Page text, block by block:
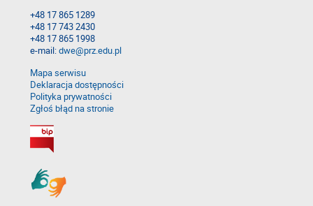
+48 17 865 1289
+48 17 743 2430
+48 17 865 1998
e-mail:dwe@prz.edu.pl
Mapa serwisu
Deklaracja dostępności
Polityka prywatności
Zgłoś błąd na stronie